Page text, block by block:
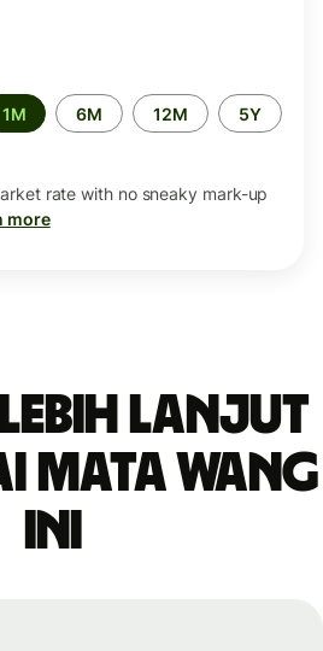
1M 6M 12M 5Y
rate with no sneaky mark-up
more
lebih lanjut
mata wang
ini